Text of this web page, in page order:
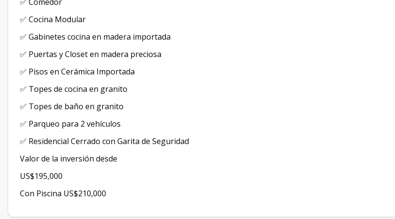
✅ Cocina Modular
✅ Gabinetes cocina en madera importada
✅ Puertas y Closet en madera preciosa
✅ Pisos en Cerámica Importada
✅ Topes de cocina en granito
✅ Topes de baño en granito
✅ Parqueo para 2 vehículos
✅ Residencial Cerrado con Garita de Seguridad
Valor de la inversión desde
US$195,000
Con Piscina US$210,000